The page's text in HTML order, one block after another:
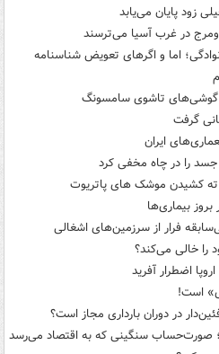
زود پایان می‌یابد
در غرب آسیا می‌ترسند
اما و اگرهای تعویض شناسنامه
گوشی‌های تاشوی سامسونگ
ایران
را در چاه مخفی کرد
ته کشیدن موشک های پاتریوت
بیماری‌ها
فرار از سرزمین‌های اشغالی
را خالی می‌کند؟
اضطرار آفرید
است!
در دوران بارداری مجاز است؟
صورت‌حساب سنگینی که به اقتصاد می‌رسد